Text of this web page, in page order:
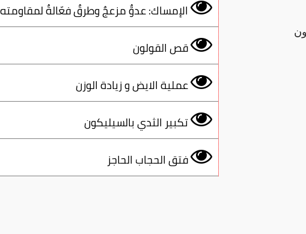
الإمساك: عدوٌّ مزعجٌ وطرقٌ فعّالةٌ لمقاومته
قص القولون
عملية الايض و زيادة الوزن
تكبير الثدي بالسيليكون
فتق الحجاب الحاجز